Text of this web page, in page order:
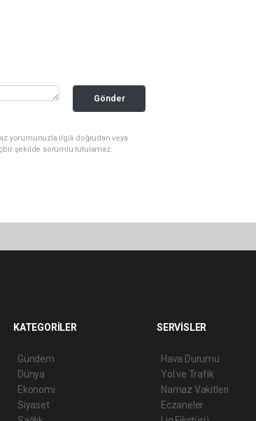
Gönder
yorumunuzla ilgili doğrudan veya
şekilde sorumlu tutulamaz.
KATEGORİLER
Gündem
Dünya
Ekonomi
Siyaset
SERVİSLER
Hava Durumu
Yol ve Trafik
Namaz Vakitleri
Eczaneler